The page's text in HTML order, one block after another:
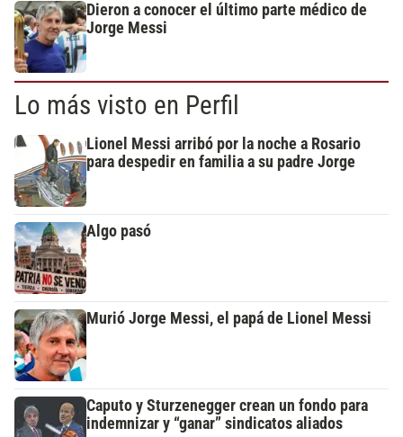
Dieron a conocer el último parte médico de
Jorge Messi
Lo más visto en Perfil
Lionel Messi arribó por la noche a Rosario
para despedir en familia a su padre Jorge
Algo pasó
Murió Jorge Messi, el papá de Lionel Messi
Caputo y Sturzenegger crean un fondo para
indemnizar y “ganar” sindicatos aliados